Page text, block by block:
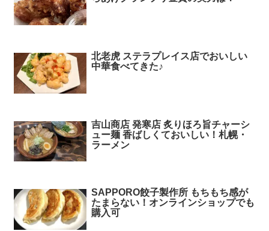
北老虎 ステラプレイス店でおいしい
中華食べてきた♪
吉山商店 発寒店 炙りほろ旨チャーシ
ュー麺 香ばしくておいしい！札幌・
ラーメン
SAPPORO餃子製作所 もちもち感が
たまらない！オンラインショップでも
購入可